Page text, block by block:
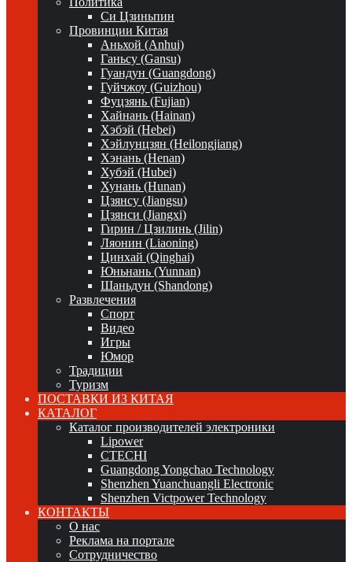
Си Цзиньпин
Провинции Китая
Аньхой (Anhui)
Ганьсу (Gansu)
Гуандун (Guangdong)
Гуйчжоу (Guizhou)
Фуцзянь (Fujian)
Хайнань (Hainan)
Хэбэй (Hebei)
Хэйлунцзян (Heilongjiang)
Хэнань (Henan)
Хубэй (Hubei)
Хунань (Hunan)
Цзянсу (Jiangsu)
Цзянси (Jiangxi)
Гирин / Цзилинь (Jilin)
Ляонин (Liaoning)
Цинхай (Qinghai)
Юньнань (Yunnan)
Шаньдун (Shandong)
Развлечения
Спорт
Видео
Игры
Юмор
Традиции
Туризм
ПОСТАВКИ ИЗ КИТАЯ
КАТАЛОГ
Каталог производителей электроники
Lipower
CTECHI
Guangdong Yongchao Technology
Shenzhen Yuanchuangli Electronic
Shenzhen Victpower Technology
КОНТАКТЫ
О нас
Реклама на портале
Сотрудничество